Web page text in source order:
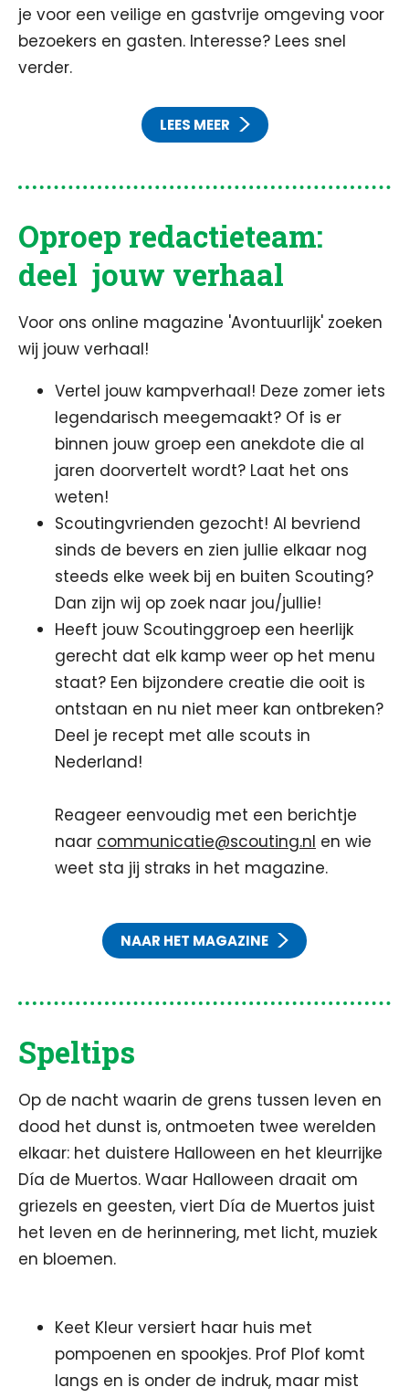
je voor een veilige en gastvrije omgeving voor
bezoekers en gasten. Interesse? Lees snel
verder.
LEES MEER
Oproep redactieteam:
deel jouw verhaal
Voor ons online magazine 'Avontuurlijk' zoeken
wij jouw verhaal!
Vertel jouw kampverhaal! Deze zomer iets
legendarisch meegemaakt? Of is er
binnen jouw groep een anekdote die al
jaren doorvertelt wordt? Laat het ons
weten!
Scoutingvrienden gezocht! Al bevriend
sinds de bevers en zien jullie elkaar nog
steeds elke week bij en buiten Scouting?
Dan zijn wij op zoek naar jou/jullie!
Heeft jouw Scoutinggroep een heerlijk
gerecht dat elk kamp weer op het menu
staat? Een bijzondere creatie die ooit is
ontstaan en nu niet meer kan ontbreken?
Deel je recept met alle scouts in
Nederland!
Reageer eenvoudig met een berichtje
naar communicatie@scouting.nl en wie
weet sta jij straks in het magazine.
NAAR HET MAGAZINE
Speltips
Op de nacht waarin de grens tussen leven en
dood het dunst is, ontmoeten twee werelden
elkaar: het duistere Halloween en het kleurrijke
Día de Muertos. Waar Halloween draait om
griezels en geesten, viert Día de Muertos juist
het leven en de herinnering, met licht, muziek
en bloemen.
Keet Kleur versiert haar huis met
pompoenen en spookjes. Prof Plof komt
langs en is onder de indruk, maar mist